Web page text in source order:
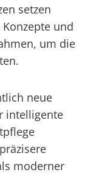
setzen
und
um die
neue
intelligente
moderner